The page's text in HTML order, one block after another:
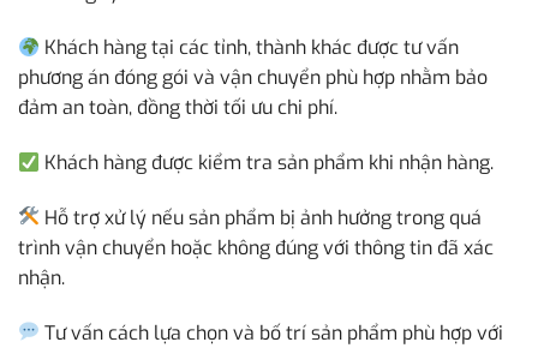
Khách hàng tại các tỉnh, thành khác được tư vấn
phương án đóng gói và vận chuyển phù hợp nhằm bảo
đảm an toàn, đồng thời tối ưu chi phí.
Khách hàng được kiểm tra sản phẩm khi nhận hàng.
Hỗ trợ xử lý nếu sản phẩm bị ảnh hưởng trong quá
trình vận chuyển hoặc không đúng với thông tin đã xác
nhận.
Tư vấn cách lựa chọn và bố trí sản phẩm phù hợp với